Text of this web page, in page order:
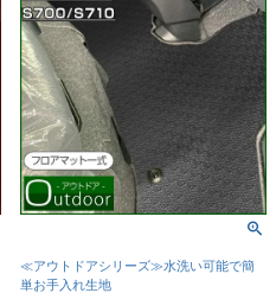
≪アウトドアシリーズ≫水洗い可能で簡
単お手入れ生地